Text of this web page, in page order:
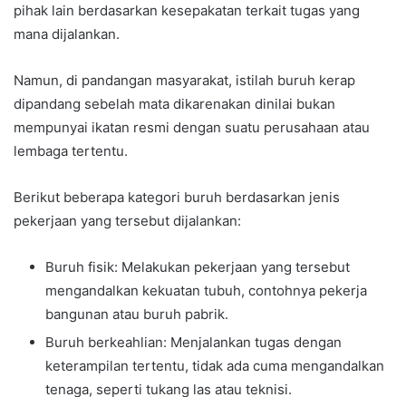
pihak lain berdasarkan kesepakatan terkait tugas yang
mana dijalankan.
Namun, di pandangan masyarakat, istilah buruh kerap
dipandang sebelah mata dikarenakan dinilai bukan
mempunyai ikatan resmi dengan suatu perusahaan atau
lembaga tertentu.
Berikut beberapa kategori buruh berdasarkan jenis
pekerjaan yang tersebut dijalankan:
Buruh fisik: Melakukan pekerjaan yang tersebut
mengandalkan kekuatan tubuh, contohnya pekerja
bangunan atau buruh pabrik.
Buruh berkeahlian: Menjalankan tugas dengan
keterampilan tertentu, tidak ada cuma mengandalkan
tenaga, seperti tukang las atau teknisi.